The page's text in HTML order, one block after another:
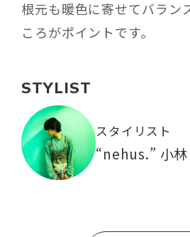
根元も暖色に寄せてバラン
ころがポイントです。
STYLIST
スタイリスト
“nehus.” 小